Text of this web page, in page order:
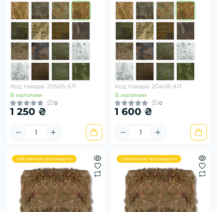
Код товара: 20505-ХЛ
В наличии
0
1 250 ₴
Код товара: 20408-ХЛ
В наличии
0
1 600 ₴
Собственное производство Собственное производство